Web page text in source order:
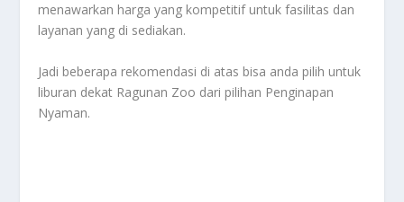
menawarkan harga yang kompetitif untuk fasilitas dan
layanan yang di sediakan.
Jadi beberapa rekomendasi di atas bisa anda pilih untuk
liburan dekat Ragunan Zoo dari pilihan Penginapan
Nyaman.